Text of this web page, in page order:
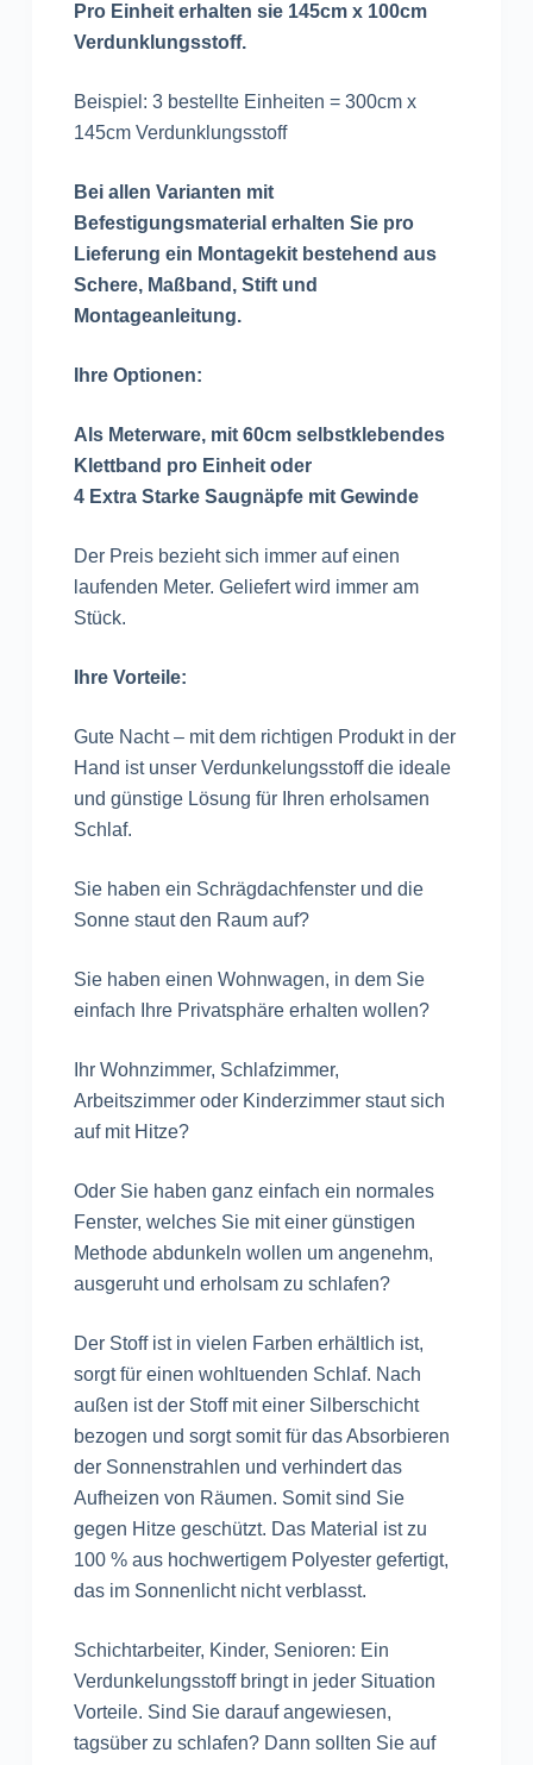
Pro Einheit erhalten sie 145cm x 100cm
Verdunklungsstoff.
Beispiel: 3 bestellte Einheiten = 300cm x
145cm Verdunklungsstoff
Bei allen Varianten mit
Befestigungsmaterial erhalten Sie pro
Lieferung ein Montagekit bestehend aus
Schere, Maßband, Stift und
Montageanleitung.
Ihre Optionen:
Als Meterware, mit 60cm selbstklebendes
Klettband pro Einheit oder
4 Extra Starke Saugnäpfe mit Gewinde
Der Preis bezieht sich immer auf einen
laufenden Meter. Geliefert wird immer am
Stück.
Ihre Vorteile:
Gute Nacht – mit dem richtigen Produkt in der
Hand ist unser Verdunkelungsstoff die ideale
und günstige Lösung für Ihren erholsamen
Schlaf.
Sie haben ein Schrägdachfenster und die
Sonne staut den Raum auf?
Sie haben einen Wohnwagen, in dem Sie
einfach Ihre Privatsphäre erhalten wollen?
Ihr Wohnzimmer, Schlafzimmer,
Arbeitszimmer oder Kinderzimmer staut sich
auf mit Hitze?
Oder Sie haben ganz einfach ein normales
Fenster, welches Sie mit einer günstigen
Methode abdunkeln wollen um angenehm,
ausgeruht und erholsam zu schlafen?
Der Stoff ist in vielen Farben erhältlich ist,
sorgt für einen wohltuenden Schlaf. Nach
außen ist der Stoff mit einer Silberschicht
bezogen und sorgt somit für das Absorbieren
der Sonnenstrahlen und verhindert das
Aufheizen von Räumen. Somit sind Sie
gegen Hitze geschützt. Das Material ist zu
100 % aus hochwertigem Polyester gefertigt,
das im Sonnenlicht nicht verblasst.
Schichtarbeiter, Kinder, Senioren: Ein
Verdunkelungsstoff bringt in jeder Situation
Vorteile. Sind Sie darauf angewiesen,
tagsüber zu schlafen? Dann sollten Sie auf